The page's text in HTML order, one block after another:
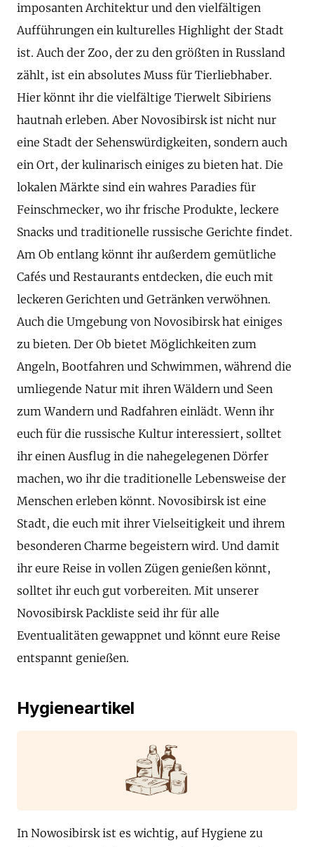
imposanten Architektur und den vielfältigen
Aufführungen ein kulturelles Highlight der Stadt
ist. Auch der Zoo, der zu den größten in Russland
zählt, ist ein absolutes Muss für Tierliebhaber.
Hier könnt ihr die vielfältige Tierwelt Sibiriens
hautnah erleben. Aber Novosibirsk ist nicht nur
eine Stadt der Sehenswürdigkeiten, sondern auch
ein Ort, der kulinarisch einiges zu bieten hat. Die
lokalen Märkte sind ein wahres Paradies für
Feinschmecker, wo ihr frische Produkte, leckere
Snacks und traditionelle russische Gerichte findet.
Am Ob entlang könnt ihr außerdem gemütliche
Cafés und Restaurants entdecken, die euch mit
leckeren Gerichten und Getränken verwöhnen.
Auch die Umgebung von Novosibirsk hat einiges
zu bieten. Der Ob bietet Möglichkeiten zum
Angeln, Bootfahren und Schwimmen, während die
umliegende Natur mit ihren Wäldern und Seen
zum Wandern und Radfahren einlädt. Wenn ihr
euch für die russische Kultur interessiert, solltet
ihr einen Ausflug in die nahegelegenen Dörfer
machen, wo ihr die traditionelle Lebensweise der
Menschen erleben könnt. Novosibirsk ist eine
Stadt, die euch mit ihrer Vielseitigkeit und ihrem
besonderen Charme begeistern wird. Und damit
ihr eure Reise in vollen Zügen genießen könnt,
solltet ihr euch gut vorbereiten. Mit unserer
Novosibirsk Packliste seid ihr für alle
Eventualitäten gewappnet und könnt eure Reise
entspannt genießen.
Hygieneartikel
In Nowosibirsk ist es wichtig, auf Hygiene zu